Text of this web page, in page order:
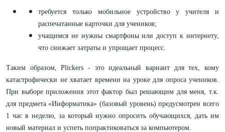
требуется только мобильное устройство у учителя и
распечатанные карточки для учеников;
учащимся не нужны смартфоны или доступ к интернету,
что снижает затраты и упрощает процесс.
Таким образом, Plickers - это идеальный вариант для тех, кому
катастрофически не хватает времени на уроке для опроса учеников.
При выборе приложения этот фактор был решающим для меня, т.к.
для предмета «Информатика» (базовый уровень) предусмотрен всего
1 час в неделю, за который нужно опросить обучающихся, дать им
новый материал и успеть попрактиковаться за компьютером.